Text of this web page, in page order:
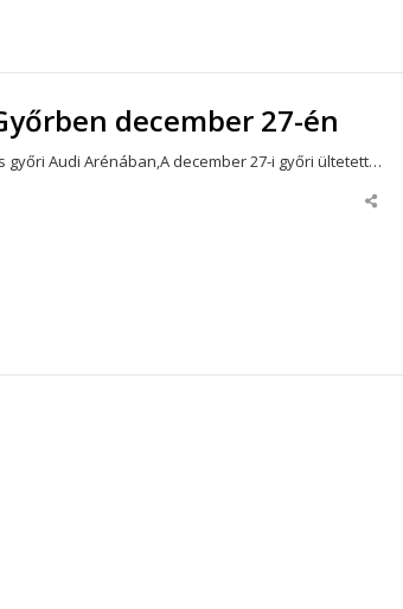
december 27-én
győri Audi Arénában,A december 27-i győri ültetett…